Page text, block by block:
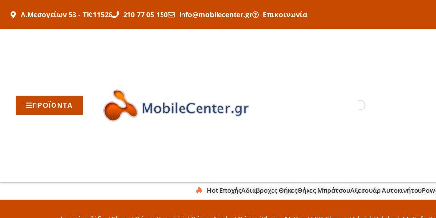
στο
Λ.Μεσογείων 53 - ΤΚ:11526 210 77 05 150 info@mobilecenter.gr Επικοινωνία
ΠΡΟΪΟΝΤΑ
Hot ΕποχήςΑδιάβροχες ΘήκεςΘήκες ΜπράτσουΑξεσουάρ Αυτοκινήτου